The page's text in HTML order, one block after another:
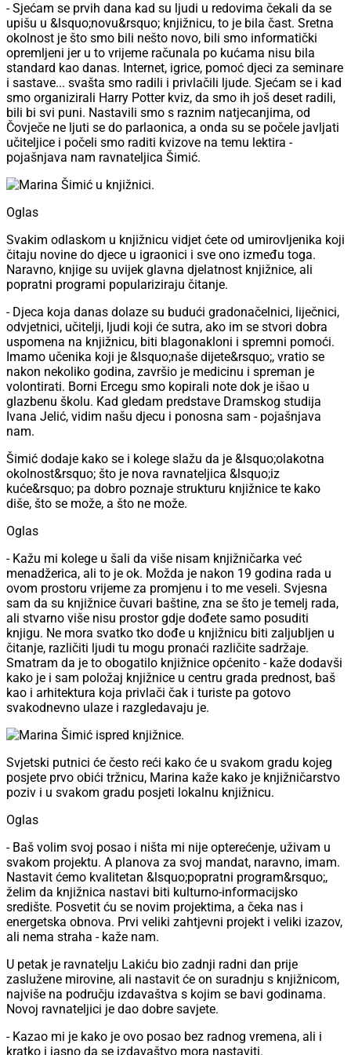
- Sjećam se prvih dana kad su ljudi u redovima čekali da se
upišu u &lsquo;novu&rsquo; knjižnicu, to je bila čast. Sretna
okolnost je što smo bili nešto novo, bili smo informatički
opremljeni jer u to vrijeme računala po kućama nisu bila
standard kao danas. Internet, igrice, pomoć djeci za seminare
i sastave... svašta smo radili i privlačili ljude. Sjećam se i kad
smo organizirali Harry Potter kviz, da smo ih još deset radili,
bili bi svi puni. Nastavili smo s raznim natjecanjima, od
Čovječe ne ljuti se do parlaonica, a onda su se počele javljati
učiteljice i počeli smo raditi kvizove na temu lektira -
pojašnjava nam ravnateljica Šimić.
Oglas
Svakim odlaskom u knjižnicu vidjet ćete od umirovljenika koji
čitaju novine do djece u igraonici i sve ono između toga.
Naravno, knjige su uvijek glavna djelatnost knjižnice, ali
popratni programi populariziraju čitanje.
- Djeca koja danas dolaze su budući gradonačelnici, liječnici,
odvjetnici, učitelji, ljudi koji će sutra, ako im se stvori dobra
uspomena na knjižnicu, biti blagonakloni i spremni pomoći.
Imamo učenika koji je &lsquo;naše dijete&rsquo;, vratio se
nakon nekoliko godina, završio je medicinu i spreman je
volontirati. Borni Ercegu smo kopirali note dok je išao u
glazbenu školu. Kad gledam predstave Dramskog studija
Ivana Jelić, vidim našu djecu i ponosna sam - pojašnjava
nam.
Šimić dodaje kako se i kolege slažu da je &lsquo;olakotna
okolnost&rsquo; što je nova ravnateljica &lsquo;iz
kuće&rsquo; pa dobro poznaje strukturu knjižnice te kako
diše, što se može, a što ne može.
Oglas
- Kažu mi kolege u šali da više nisam knjižničarka već
menadžerica, ali to je ok. Možda je nakon 19 godina rada u
ovom prostoru vrijeme za promjenu i to me veseli. Svjesna
sam da su knjižnice čuvari baštine, zna se što je temelj rada,
ali stvarno više nisu prostor gdje dođete samo posuditi
knjigu. Ne mora svatko tko dođe u knjižnicu biti zaljubljen u
čitanje, različiti ljudi tu mogu pronaći različite sadržaje.
Smatram da je to obogatilo knjižnice općenito - kaže dodavši
kako je i sam položaj knjižnice u centru grada prednost, baš
kao i arhitektura koja privlači čak i turiste pa gotovo
svakodnevno ulaze i razgledavaju je.
Svjetski putnici će često reći kako će u svakom gradu kojeg
posjete prvo obići tržnicu, Marina kaže kako je knjižničarstvo
poziv i u svakom gradu posjeti lokalnu knjižnicu.
Oglas
- Baš volim svoj posao i ništa mi nije opterećenje, uživam u
svakom projektu. A planova za svoj mandat, naravno, imam.
Nastavit ćemo kvalitetan &lsquo;popratni program&rsquo;,
želim da knjižnica nastavi biti kulturno-informacijsko
središte. Posvetit ću se novim projektima, a čeka nas i
energetska obnova. Prvi veliki zahtjevni projekt i veliki izazov,
ali nema straha - kaže nam.
U petak je ravnatelju Lakiću bio zadnji radni dan prije
zaslužene mirovine, ali nastavit će on suradnju s knjižnicom,
najviše na području izdavaštva s kojim se bavi godinama.
Novoj ravnateljici je dao dobre savjete.
- Kazao mi je kako je ovo posao bez radnog vremena, ali i
kratko i jasno da se izdavaštvo mora nastaviti.